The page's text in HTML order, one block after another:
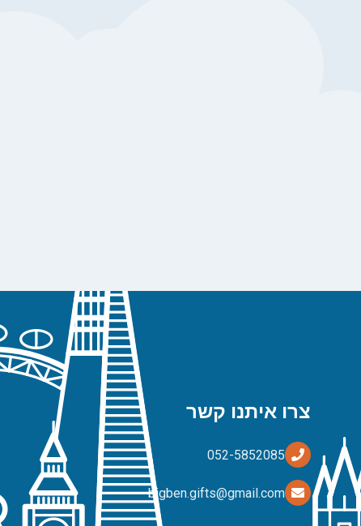
צרו איתנו קשר
bigben.gifts@gmail.com